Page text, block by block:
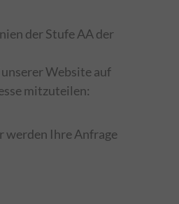
der Stufe AA der
Website auf
mitzuteilen:
werden Ihre Anfrage